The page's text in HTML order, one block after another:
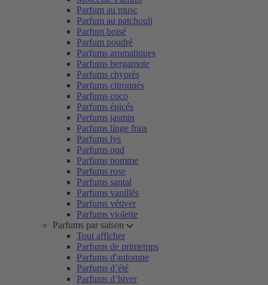
Parfum au musc
Parfum au patchouli
Parfum boisé
Parfum poudré
Parfums aromatiques
Parfums bergamote
Parfums chyprés
Parfums citronnés
Parfums coco
Parfums épicés
Parfums jasmin
Parfums linge frais
Parfums lys
Parfums oud
Parfums pomme
Parfums rose
Parfums santal
Parfums vanillés
Parfums vétiver
Parfums violette
Parfums par saison
Tout afficher
Parfums de printemps
Parfums d'automne
Parfums d’été
Parfums d’hiver